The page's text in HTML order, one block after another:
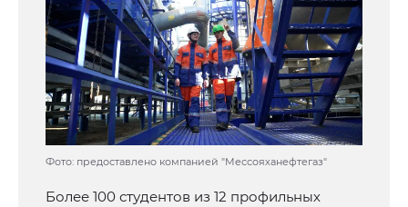
Фото: предоставлено компанией "Мессояханефтегаз"
Более 100 студентов из 12 профильных